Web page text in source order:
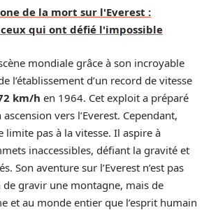
de la mort sur l'Everest :
qui ont défié l'impossible
mondiale grâce à son incroyable
l’établissement d’un record de vitesse
km/h en 1964. Cet exploit a préparé
vers l’Everest. Cependant,
limite pas à la vitesse. Il aspire à
inaccessibles, défiant la gravité et
Son aventure sur l’Everest n’est pas
gravir une montagne, mais de
et au monde entier que l’esprit humain